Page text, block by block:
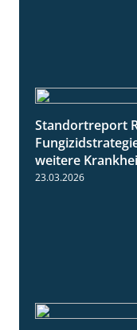
Standortreport
weitere
23.03.2026